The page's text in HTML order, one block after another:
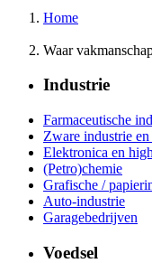
Home
Waar
Industrie
Farmaceutische
Zware industrie
Elektronica en
(Petro)chemie
Grafische /
Auto-industrie
Garagebedrijven
Voedsel